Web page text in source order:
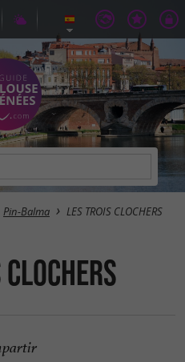
Pin-Balma LES TROIS CLOCHERS